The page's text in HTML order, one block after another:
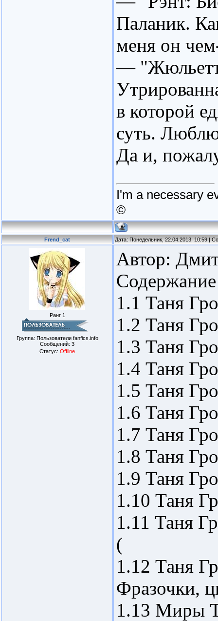
Паланик.
меня он
—
в которой
суть.
Да и,
I'm a necessary
©
Frend_cat Дата: Понедельник, 22.04.2013, 10:59 |
Ранг 1
Группа: Пользователи fanfics.info
Сообщений: 3
Статус: Offline
Автор:
Содержание
1.1 Таня
1.2 Таня
1.3 Таня
1.4 Таня
1.5 Таня
1.6 Таня
1.7 Таня
1.8 Таня
1.9 Таня
1.10 Таня
1.11 Таня
(
1.12 Таня
Фразочки,
1.13 Миры